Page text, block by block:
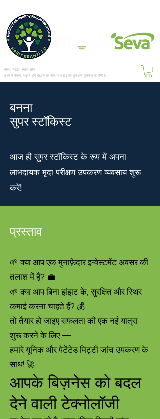
स्वस्थ मिट्टी, स्वस्थ लोग
भारत में कैंसर, मधुमेह और बांझपन के खिलाफ लड़ाई की शुरुआत भूमिसेवा से होती है।
बनना
सुपर स्टॉकिस्ट
आज ही सुपर स्टॉकिस्ट के रूप में अपना
लाभदायक मृदा परीक्षण उपकरण व्यवसाय शुरू
करें!
प्रस्ताव
🌱 क्या आप एक मुनाफ़ेदार इन्वेस्टमेंट अवसर की
तलाश में हैं? 💼
🌱 क्या आप बिना झंझट के, सुरक्षित और स्थिर
कमाई करना चाहते हैं? 💰
तो तैयार हो जाइए सफलता की एक नई यात्रा
शुरू करने के लिए —
हमारे यूनिक और पेटेंटेड मिट्टी जांच उपकरण के
साथ! 🚀
आपके बिज़नेस को बदल
देने वाली टेक्नोलॉजी